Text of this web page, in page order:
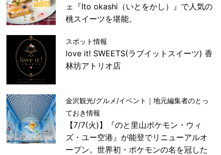
ェ『Ito okashi（いとをかし）』で人気の
桃スイーツを堪能。
スポット情報
love it! SWEETS(ラブイットスイーツ) 香
林坊アトリオ店
金沢観光/グルメ/イベント｜地元編集者のとっ
ておき情報
【7/7(火)】『のと里山ポケモン・ウィ
ズ・ユー空港』が能登でリニューアルオ
ープン。世界初・ポケモンの名を冠した